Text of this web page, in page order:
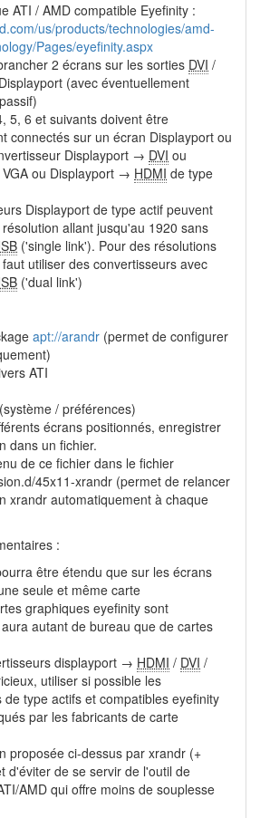
ATI / AMD compatible Eyefinity :
us/products/technologies/amd-
Pages/eyefinity.aspx
2 écrans sur les sorties DVI /
(avec éventuellement
5, 6 et suivants doivent être
connectés sur un écran Displayport ou
Displayport → DVI ou
ou Displayport → HDMI de type
Displayport de type actif peuvent
allant jusqu'au 1920 sans
('single link'). Pour des résolutions
utiliser des convertisseurs avec
('dual link')
apt://arandr (permet de configurer
ATI
/ préférences)
écrans positionnés, enregistrer
dans un fichier.
de ce fichier dans le fichier
45x11-xrandr (permet de relancer
xrandr automatiquement à chaque
:
être étendu que sur les écrans
seule et même carte
graphiques eyefinity sont
autant de bureau que de cartes
displayport → HDMI / DVI /
utiliser si possible les
de type actifs et compatibles eyefinity
par les fabricants de carte
proposée ci-dessus par xrandr (+
d'éviter de se servir de l'outil de
AMD qui offre moins de souplesse